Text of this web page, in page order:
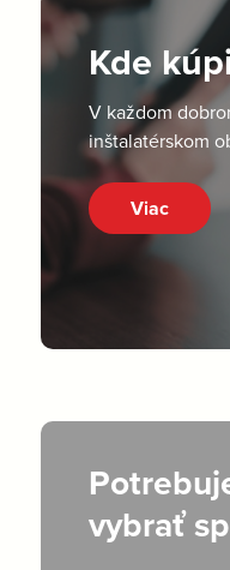
Kde
V každom
inštalatérskom
Viac
vybrať